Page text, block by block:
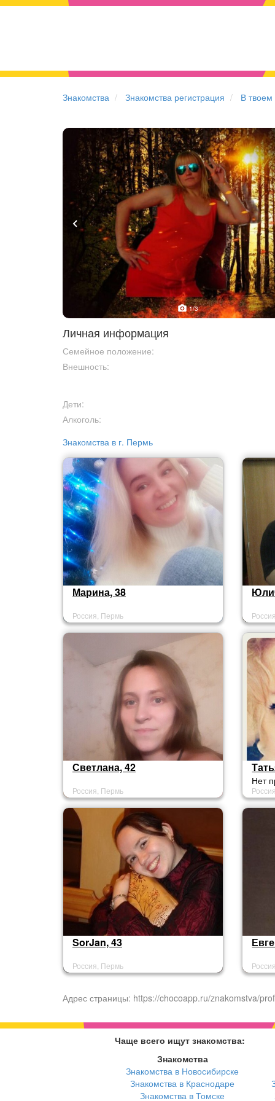
Знакомства Знакомства регистрация В твоем
1/3
Личная информация
Семейное положение:
Внешность:
Дети:
Алкоголь:
Знакомства в г. Пермь
Марина, 38
Россия, Пермь
Светлана, 42
Россия, Пермь
Нет
SorJan, 43
Россия, Пермь
Адрес страницы: https://chocoapp.ru/znakomstva/
Чаще всего ищут знакомства:
Знакомства
Знакомства в Новосибирске
Знакомства в Краснодаре
Знакомства в Томске